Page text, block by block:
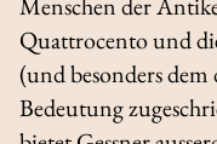
Quattrocento und
(und besonders dem
Bedeutung